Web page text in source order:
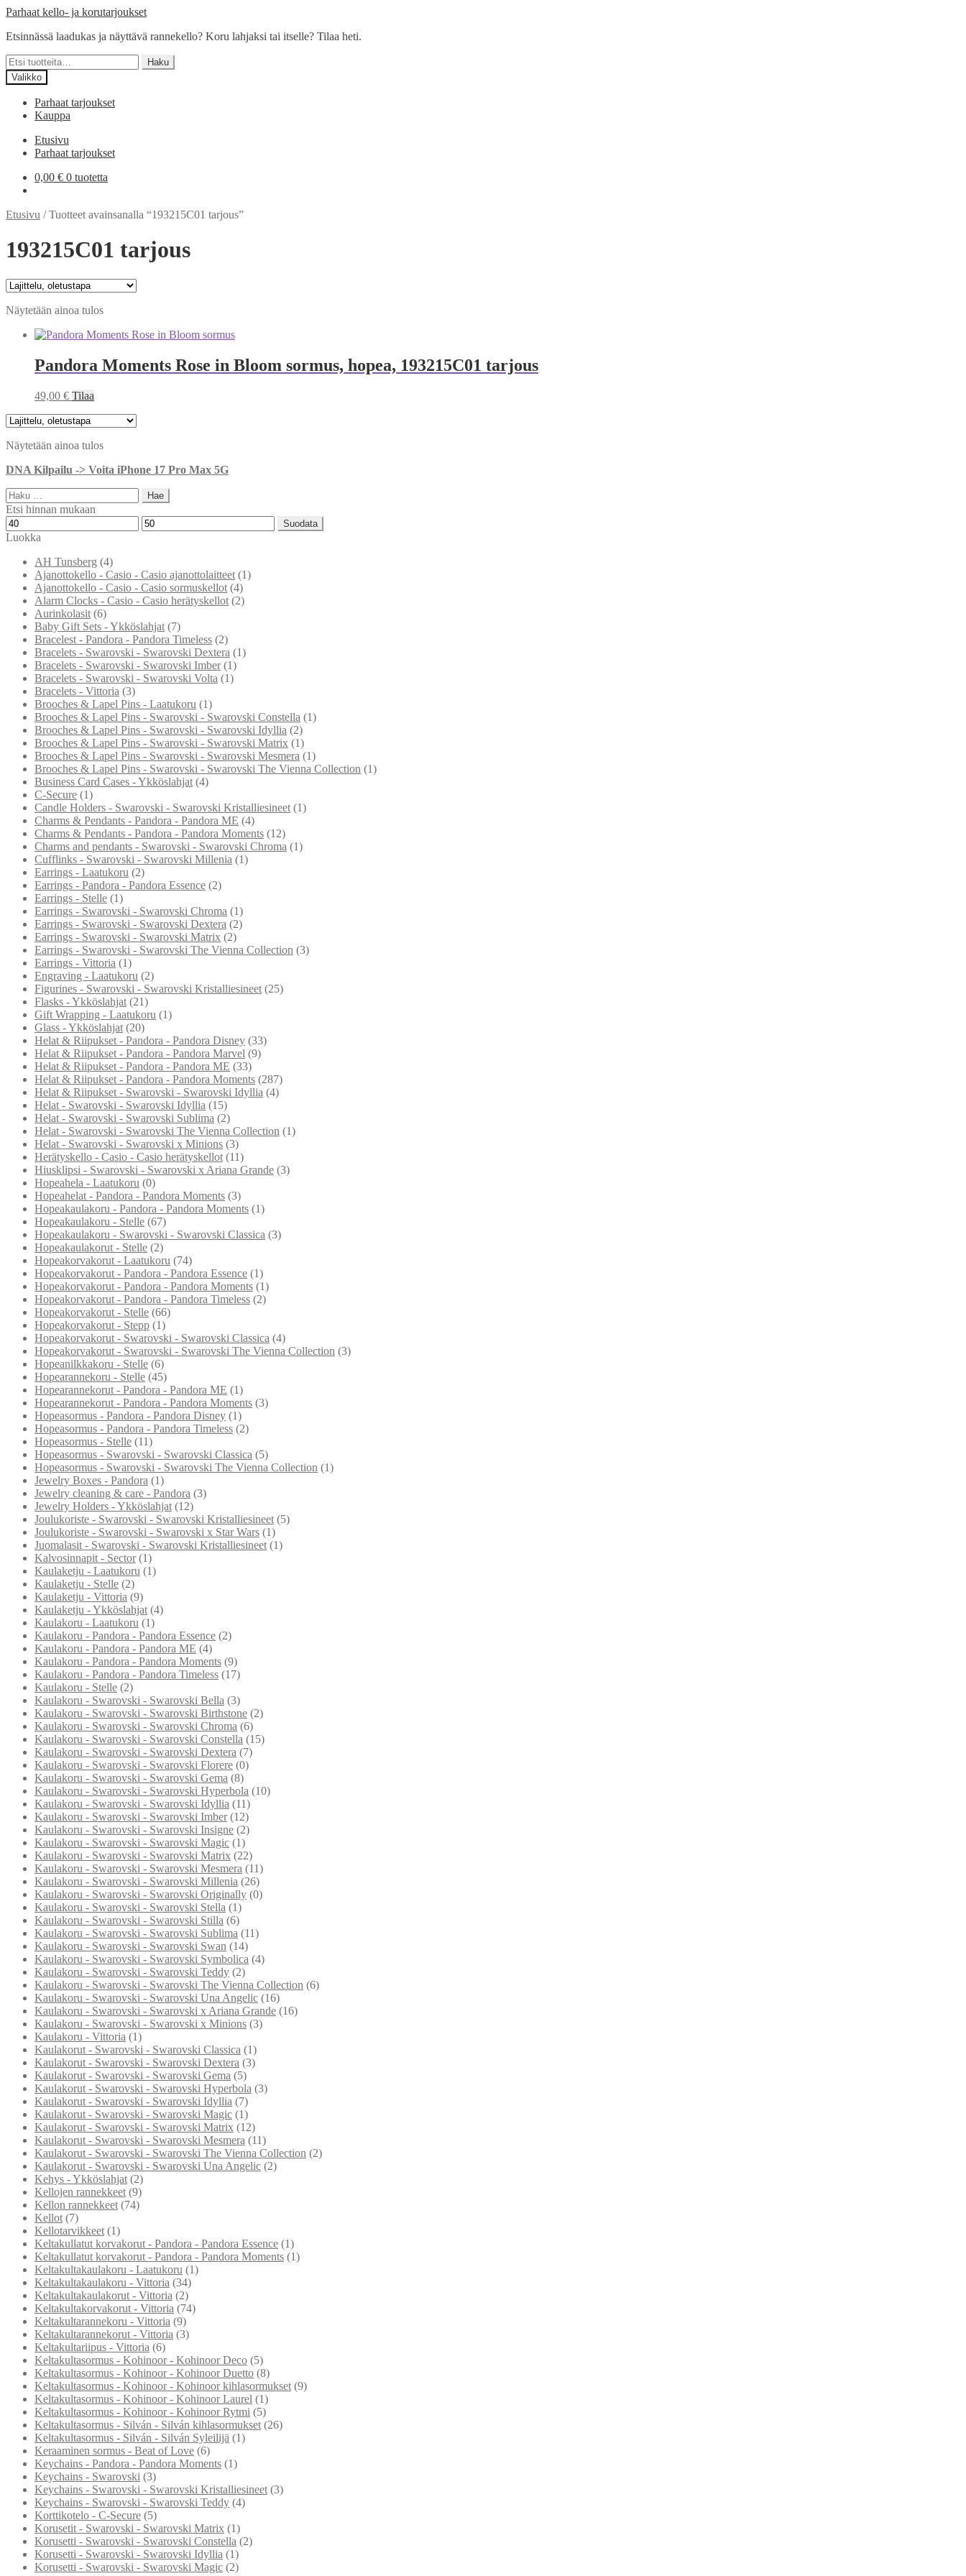
Siirry
Siirry
Parhaat kello- ja korutarjoukset
Etsinnässä laadukas ja näyttävä rannekello? Koru lahjaksi tai itselle? Tilaa heti.
Etsi:
Haku
Valikko
Parhaat tarjoukset
Kauppa
Etusivu
Parhaat tarjoukset
0,00 € 0 tuotetta
Etusivu /Tuotteet avainsanalla “193215C01 tarjous”
193215C01 tarjous
Näytetään ainoa tulos
Pandora Moments Rose in Bloom sormus, hopea, 193215C01 tarjous
49,00 € Tilaa
Näytetään ainoa tulos
DNA Kilpailu -> Voita iPhone 17 Pro Max 5G
Haku:
Etsi hinnan mukaan
Minimihinta
Maksimihinta Suodata
Luokka
AH Tunsberg (4)
Ajanottokello - Casio - Casio ajanottolaitteet (1)
Ajanottokello - Casio - Casio sormuskellot (4)
Alarm Clocks - Casio - Casio herätyskellot (2)
Aurinkolasit (6)
Baby Gift Sets - Ykköslahjat (7)
Bracelest - Pandora - Pandora Timeless (2)
Bracelets - Swarovski - Swarovski Dextera (1)
Bracelets - Swarovski - Swarovski Imber (1)
Bracelets - Swarovski - Swarovski Volta (1)
Bracelets - Vittoria (3)
Brooches & Lapel Pins - Laatukoru (1)
Brooches & Lapel Pins - Swarovski - Swarovski Constella (1)
Brooches & Lapel Pins - Swarovski - Swarovski Idyllia (2)
Brooches & Lapel Pins - Swarovski - Swarovski Matrix (1)
Brooches & Lapel Pins - Swarovski - Swarovski Mesmera (1)
Brooches & Lapel Pins - Swarovski - Swarovski The Vienna Collection (1)
Business Card Cases - Ykköslahjat (4)
C-Secure (1)
Candle Holders - Swarovski - Swarovski Kristalliesineet (1)
Charms & Pendants - Pandora - Pandora ME (4)
Charms & Pendants - Pandora - Pandora Moments (12)
Charms and pendants - Swarovski - Swarovski Chroma (1)
Cufflinks - Swarovski - Swarovski Millenia (1)
Earrings - Laatukoru (2)
Earrings - Pandora - Pandora Essence (2)
Earrings - Stelle (1)
Earrings - Swarovski - Swarovski Chroma (1)
Earrings - Swarovski - Swarovski Dextera (2)
Earrings - Swarovski - Swarovski Matrix (2)
Earrings - Swarovski - Swarovski The Vienna Collection (3)
Earrings - Vittoria (1)
Engraving - Laatukoru (2)
Figurines - Swarovski - Swarovski Kristalliesineet (25)
Flasks - Ykköslahjat (21)
Gift Wrapping - Laatukoru (1)
Glass - Ykköslahjat (20)
Helat & Riipukset - Pandora - Pandora Disney (33)
Helat & Riipukset - Pandora - Pandora Marvel (9)
Helat & Riipukset - Pandora - Pandora ME (33)
Helat & Riipukset - Pandora - Pandora Moments (287)
Helat & Riipukset - Swarovski - Swarovski Idyllia (4)
Helat - Swarovski - Swarovski Idyllia (15)
Helat - Swarovski - Swarovski Sublima (2)
Helat - Swarovski - Swarovski The Vienna Collection (1)
Helat - Swarovski - Swarovski x Minions (3)
Herätyskello - Casio - Casio herätyskellot (11)
Hiusklipsi - Swarovski - Swarovski x Ariana Grande (3)
Hopeahela - Laatukoru (0)
Hopeahelat - Pandora - Pandora Moments (3)
Hopeakaulakoru - Pandora - Pandora Moments (1)
Hopeakaulakoru - Stelle (67)
Hopeakaulakoru - Swarovski - Swarovski Classica (3)
Hopeakaulakorut - Stelle (2)
Hopeakorvakorut - Laatukoru (74)
Hopeakorvakorut - Pandora - Pandora Essence (1)
Hopeakorvakorut - Pandora - Pandora Moments (1)
Hopeakorvakorut - Pandora - Pandora Timeless (2)
Hopeakorvakorut - Stelle (66)
Hopeakorvakorut - Stepp (1)
Hopeakorvakorut - Swarovski - Swarovski Classica (4)
Hopeakorvakorut - Swarovski - Swarovski The Vienna Collection (3)
Hopeanilkkakoru - Stelle (6)
Hopearannekoru - Stelle (45)
Hopearannekorut - Pandora - Pandora ME (1)
Hopearannekorut - Pandora - Pandora Moments (3)
Hopeasormus - Pandora - Pandora Disney (1)
Hopeasormus - Pandora - Pandora Timeless (2)
Hopeasormus - Stelle (11)
Hopeasormus - Swarovski - Swarovski Classica (5)
Hopeasormus - Swarovski - Swarovski The Vienna Collection (1)
Jewelry Boxes - Pandora (1)
Jewelry cleaning & care - Pandora (3)
Jewelry Holders - Ykköslahjat (12)
Joulukoriste - Swarovski - Swarovski Kristalliesineet (5)
Joulukoriste - Swarovski - Swarovski x Star Wars (1)
Juomalasit - Swarovski - Swarovski Kristalliesineet (1)
Kalvosinnapit - Sector (1)
Kaulaketju - Laatukoru (1)
Kaulaketju - Stelle (2)
Kaulaketju - Vittoria (9)
Kaulaketju - Ykköslahjat (4)
Kaulakoru - Laatukoru (1)
Kaulakoru - Pandora - Pandora Essence (2)
Kaulakoru - Pandora - Pandora ME (4)
Kaulakoru - Pandora - Pandora Moments (9)
Kaulakoru - Pandora - Pandora Timeless (17)
Kaulakoru - Stelle (2)
Kaulakoru - Swarovski - Swarovski Bella (3)
Kaulakoru - Swarovski - Swarovski Birthstone (2)
Kaulakoru - Swarovski - Swarovski Chroma (6)
Kaulakoru - Swarovski - Swarovski Constella (15)
Kaulakoru - Swarovski - Swarovski Dextera (7)
Kaulakoru - Swarovski - Swarovski Florere (0)
Kaulakoru - Swarovski - Swarovski Gema (8)
Kaulakoru - Swarovski - Swarovski Hyperbola (10)
Kaulakoru - Swarovski - Swarovski Idyllia (11)
Kaulakoru - Swarovski - Swarovski Imber (12)
Kaulakoru - Swarovski - Swarovski Insigne (2)
Kaulakoru - Swarovski - Swarovski Magic (1)
Kaulakoru - Swarovski - Swarovski Matrix (22)
Kaulakoru - Swarovski - Swarovski Mesmera (11)
Kaulakoru - Swarovski - Swarovski Millenia (26)
Kaulakoru - Swarovski - Swarovski Originally (0)
Kaulakoru - Swarovski - Swarovski Stella (1)
Kaulakoru - Swarovski - Swarovski Stilla (6)
Kaulakoru - Swarovski - Swarovski Sublima (11)
Kaulakoru - Swarovski - Swarovski Swan (14)
Kaulakoru - Swarovski - Swarovski Symbolica (4)
Kaulakoru - Swarovski - Swarovski Teddy (2)
Kaulakoru - Swarovski - Swarovski The Vienna Collection (6)
Kaulakoru - Swarovski - Swarovski Una Angelic (16)
Kaulakoru - Swarovski - Swarovski x Ariana Grande (16)
Kaulakoru - Swarovski - Swarovski x Minions (3)
Kaulakoru - Vittoria (1)
Kaulakorut - Swarovski - Swarovski Classica (1)
Kaulakorut - Swarovski - Swarovski Dextera (3)
Kaulakorut - Swarovski - Swarovski Gema (5)
Kaulakorut - Swarovski - Swarovski Hyperbola (3)
Kaulakorut - Swarovski - Swarovski Idyllia (7)
Kaulakorut - Swarovski - Swarovski Magic (1)
Kaulakorut - Swarovski - Swarovski Matrix (12)
Kaulakorut - Swarovski - Swarovski Mesmera (11)
Kaulakorut - Swarovski - Swarovski The Vienna Collection (2)
Kaulakorut - Swarovski - Swarovski Una Angelic (2)
Kehys - Ykköslahjat (2)
Kellojen rannekkeet (9)
Kellon rannekkeet (74)
Kellot (7)
Kellotarvikkeet (1)
Keltakullatut korvakorut - Pandora - Pandora Essence (1)
Keltakullatut korvakorut - Pandora - Pandora Moments (1)
Keltakultakaulakoru - Laatukoru (1)
Keltakultakaulakoru - Vittoria (34)
Keltakultakaulakorut - Vittoria (2)
Keltakultakorvakorut - Vittoria (74)
Keltakultarannekoru - Vittoria (9)
Keltakultarannekorut - Vittoria (3)
Keltakultariipus - Vittoria (6)
Keltakultasormus - Kohinoor - Kohinoor Deco (5)
Keltakultasormus - Kohinoor - Kohinoor Duetto (8)
Keltakultasormus - Kohinoor - Kohinoor kihlasormukset (9)
Keltakultasormus - Kohinoor - Kohinoor Laurel (1)
Keltakultasormus - Kohinoor - Kohinoor Rytmi (5)
Keltakultasormus - Silván - Silván kihlasormukset (26)
Keltakultasormus - Silván - Silván Syleilijä (1)
Keraaminen sormus - Beat of Love (6)
Keychains - Pandora - Pandora Moments (1)
Keychains - Swarovski (3)
Keychains - Swarovski - Swarovski Kristalliesineet (3)
Keychains - Swarovski - Swarovski Teddy (4)
Korttikotelo - C-Secure (5)
Korusetit - Swarovski - Swarovski Matrix (1)
Korusetti - Swarovski - Swarovski Constella (2)
Korusetti - Swarovski - Swarovski Idyllia (1)
Korusetti - Swarovski - Swarovski Magic (2)